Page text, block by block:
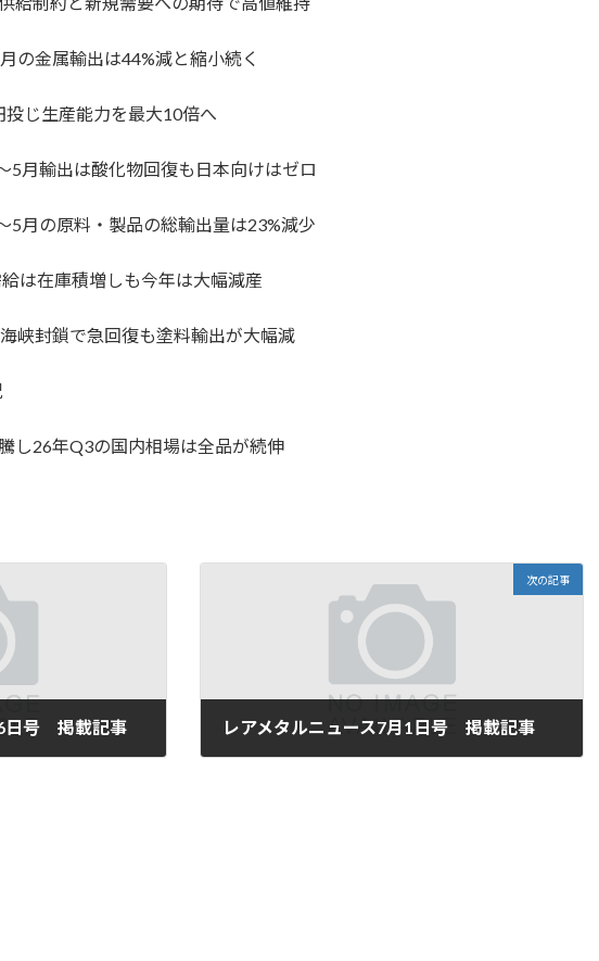
の金属輸出は44%減と縮小続く
投じ生産能力を最大10倍へ
5月輸出は酸化物回復も日本向けはゼロ
5月の原料・製品の総輸出量は23%減少
は在庫積増しも今年は大幅減産
峡封鎖で急回復も塗料輸出が大幅減
し26年Q3の国内相場は全品が続伸
日号 掲載記事
次の記事
レアメタルニュース7月1日号 掲載記事